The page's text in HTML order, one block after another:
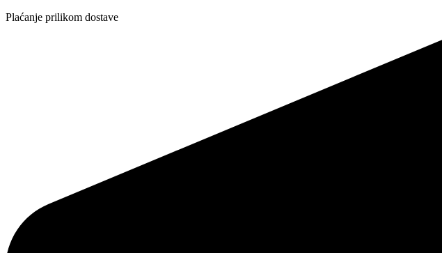
Plaćanje prilikom dostave